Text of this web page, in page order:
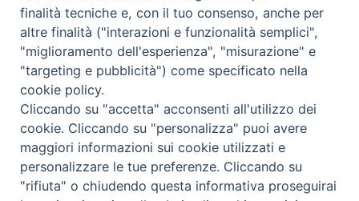
Ufficio Comunicazioni sociali
Piazza Giovene 4 – 70056 Molfetta (BA)
comunicazionisociali@diocesimolfetta.it
SEGUICI SU
Facebook
Instagram
X YouTube
Feed
Privacy Policy - trasparenza
finalità tecniche e, con il tuo consenso, anche per
altre finalità ("interazioni e funzionalità semplici",
"miglioramento dell'esperienza", "misurazione" e
"targeting e pubblicità") come specificato nella
cookie policy.
Cliccando su "accetta" acconsenti all'utilizzo dei
cookie. Cliccando su "personalizza" puoi avere
maggiori informazioni sui cookie utilizzati e
personalizzare le tue preferenze. Cliccando su
"rifiuta" o chiudendo questa informativa proseguirai